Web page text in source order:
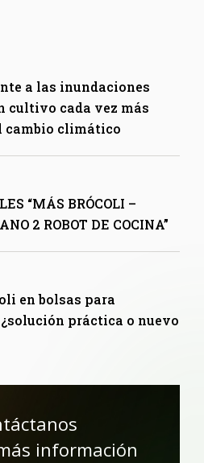
a las inundaciones
cultivo cada vez más
cambio climático
“MÁS BRÓCOLI –
2 ROBOT DE COCINA”
en bolsas para
práctica o nuevo
información